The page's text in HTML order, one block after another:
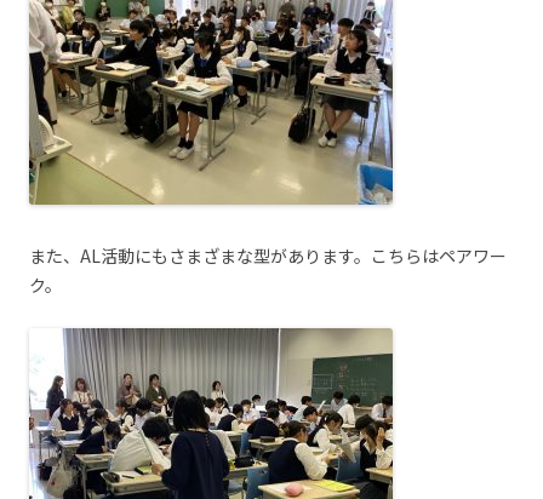
また、AL活動にもさまざまな型があります。こちらはペアワー
ク。